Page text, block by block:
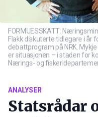
FORMUESSKATT:
Flakk diskuterte tidlegare i år
debattprogram på NRK.
er situasjonen – i staden for
Nærings- og
ANALYSER
Statsrådar